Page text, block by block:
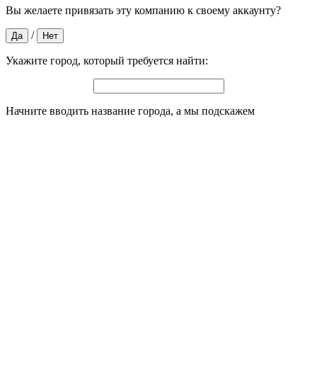
Вы желаете привязать эту компанию к своему аккаунту?
Да / Нет
Укажите город, который требуется найти:
Начните вводить название города, а мы подскажем